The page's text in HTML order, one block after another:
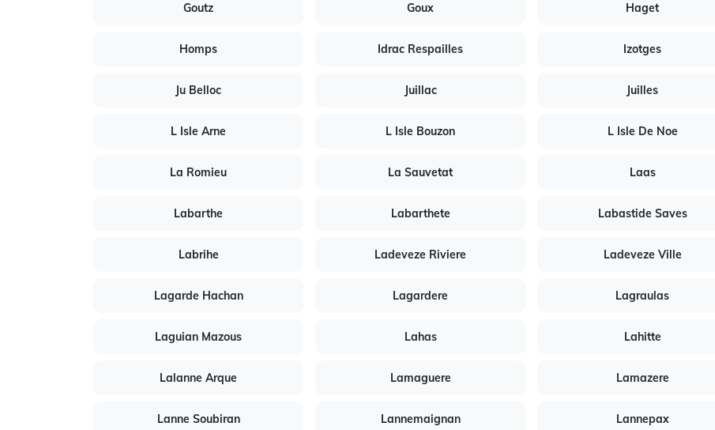
Goutz Goux Haget
Homps Idrac Respailles Izotges
Ju Belloc Juillac Juilles
L Isle Arne L Isle Bouzon L Isle De Noe
La Romieu La Sauvetat Laas
Labarthe Labarthete Labastide Saves
Labrihe Ladeveze Riviere Ladeveze Ville
Lagarde Hachan Lagardere Lagraulas
Laguian Mazous Lahas Lahitte
Lalanne Arque Lamaguere Lamazere
Lanne Soubiran Lannemaignan Lannepax